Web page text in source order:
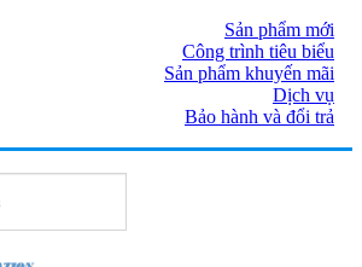
Sản phẩm mới
Công trình tiêu biểu
Sản phẩm khuyến mãi
Dịch vụ
Bảo hành và đổi trả